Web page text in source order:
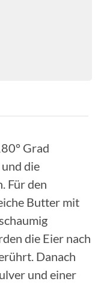
Grad
die
Für den
Butter mit
die Eier nach
Danach
und einer